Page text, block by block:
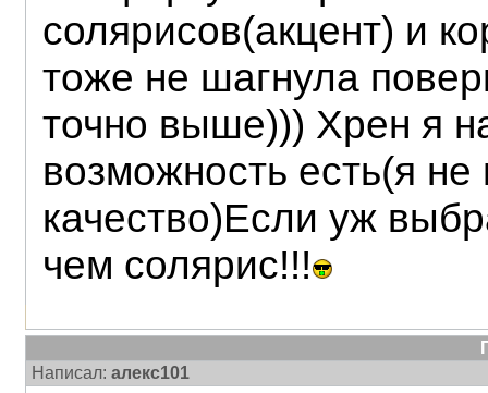
солярисов(акцент) и
тоже не шагнула
точно выше))) Хрен я
возможность есть(я не
качество)Если уж
чем солярис!!!
Написал: алекс101